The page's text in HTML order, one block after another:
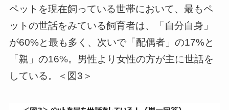
ペットを現在飼っている世帯において、最もペ
ットの世話をみている飼育者は、「自分自身」
が60%と最も多く、次いで「配偶者」の17%と
「親」の16%。男性より女性の方が主に世話を
している。＜図3＞